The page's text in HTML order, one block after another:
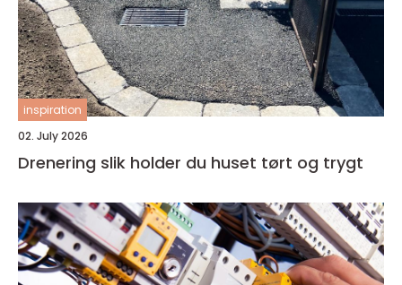
inspiration
02. July 2026
Drenering slik holder du huset tørt og trygt